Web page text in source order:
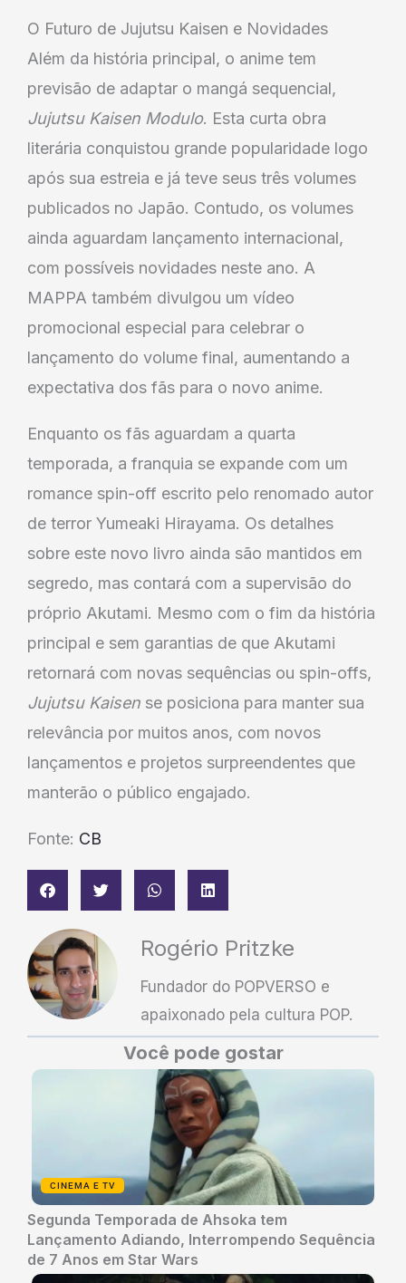
O Futuro de Jujutsu Kaisen e Novidades
Além da história principal, o anime tem
previsão de adaptar o mangá sequencial,
Jujutsu Kaisen Modulo. Esta curta obra
literária conquistou grande popularidade logo
após sua estreia e já teve seus três volumes
publicados no Japão. Contudo, os volumes
ainda aguardam lançamento internacional,
com possíveis novidades neste ano. A
MAPPA também divulgou um vídeo
promocional especial para celebrar o
lançamento do volume final, aumentando a
expectativa dos fãs para o novo anime.
Enquanto os fãs aguardam a quarta
temporada, a franquia se expande com um
romance spin-off escrito pelo renomado autor
de terror Yumeaki Hirayama. Os detalhes
sobre este novo livro ainda são mantidos em
segredo, mas contará com a supervisão do
próprio Akutami. Mesmo com o fim da história
principal e sem garantias de que Akutami
retornará com novas sequências ou spin-offs,
Jujutsu Kaisen se posiciona para manter sua
relevância por muitos anos, com novos
lançamentos e projetos surpreendentes que
manterão o público engajado.
Fonte: CB
Rogério Pritzke
Fundador do POPVERSO e
apaixonado pela cultura POP.
Você pode gostar
CINEMA E TV
Segunda Temporada de Ahsoka tem
Lançamento Adiando, Interrompendo Sequência
de 7 Anos em Star Wars